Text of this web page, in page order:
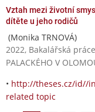
Vztah mezi životní
dítěte u jeho rodičů
(Monika TRNOVÁ)
2022, Bakalářská
PALACKÉHO V
• http://theses.cz/id//
related topic